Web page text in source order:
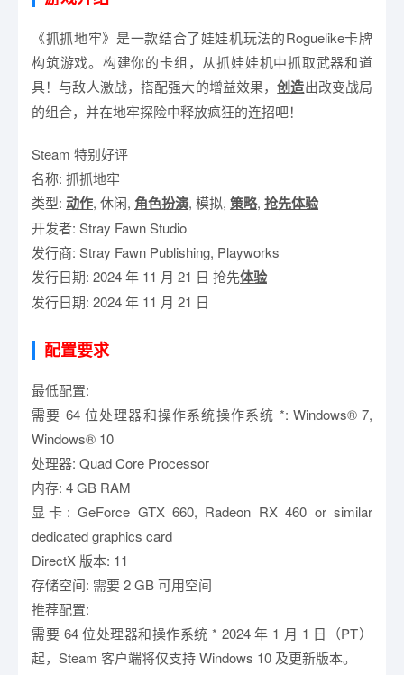
《抓抓地牢》是一款结合了娃娃机玩法的Roguelike卡牌
构筑游戏。构建你的卡组，从抓娃娃机中抓取武器和道
具！与敌人激战，搭配强大的增益效果，创造出改变战局
的组合，并在地牢探险中释放疯狂的连招吧！
Steam 特别好评
名称: 抓抓地牢
类型: 动作, 休闲, 角色扮演, 模拟, 策略, 抢先体验
开发者: Stray Fawn Studio
发行商: Stray Fawn Publishing, Playworks
发行日期: 2024 年 11 月 21 日 抢先体验
发行日期: 2024 年 11 月 21 日
配置要求
最低配置:
需要 64 位处理器和操作系统操作系统 *: Windows® 7,
Windows® 10
处理器: Quad Core Processor
内存: 4 GB RAM
显卡: GeForce GTX 660, Radeon RX 460 or similar
dedicated graphics card
DirectX 版本: 11
存储空间: 需要 2 GB 可用空间
推荐配置:
需要 64 位处理器和操作系统 * 2024 年 1 月 1 日（PT）
起，Steam 客户端将仅支持 Windows 10 及更新版本。